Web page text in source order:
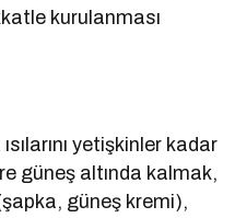
kurulanması
yetişkinler kadar
güneş altında kalmak,
güneş kremi),